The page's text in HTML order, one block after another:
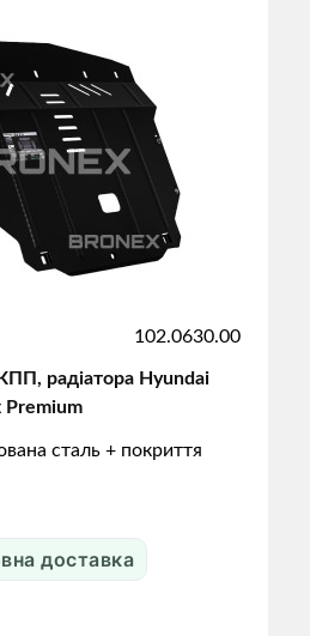
102.0630.00
радіатора Hyundai
Premium
сталь + покриття
доставка